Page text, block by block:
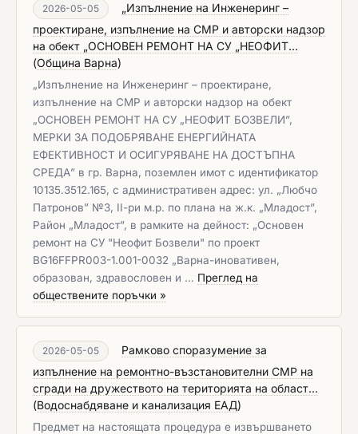
2026-05-05
„Изпълнение на Инженеринг –
проектиране, изпълнение на СМР и авторски надзор
на обект „ОСНОВЕН РЕМОНТ НА СУ „НЕОФИТ...
(Община Варна)
„Изпълнение на Инженеринг – проектиране,
изпълнение на СМР и авторски надзор на обект
„ОСНОВЕН РЕМОНТ НА СУ „НЕОФИТ БОЗВЕЛИ”,
МЕРКИ ЗА ПОДОБРЯВАНЕ ЕНЕРГИЙНАТА
ЕФЕКТИВНОСТ И ОСИГУРЯВАНЕ НА ДОСТЪПНА
СРЕДА” в гр. Варна, поземлен имот с идентификатор
10135.3512.165, с административен адрес: ул. „Любчо
Патронов” №3, ІІ-ри м.р. по плана на ж.к. „Младост”,
Район „Младост”, в рамките на дейност: „Основен
ремонт на СУ "Неофит Бозвели" по проект
BG16FFPR003-1.001-0032 „Варна-иновативен,
образован, здравословен и … Преглед на
обществените поръчки »
2026-05-05
Рамково споразумение за
изпълнение на ремонтно-възстановителни СМР на
сгради на дружеството на територията на област...
(Водоснабдяване и канализация ЕАД)
Предмет на настоящата процедура е извършването